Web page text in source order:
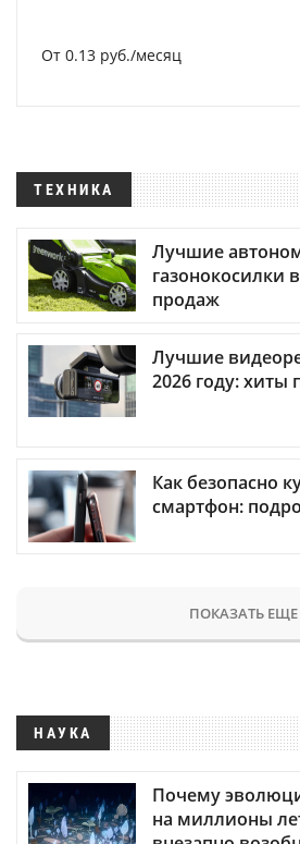
От 0.13 руб./месяц
ТЕХНИКА
Лучшие
газонокосилки
продаж
Лучшие
2026 году: хиты
Как безопасно
смартфон:
ПОКАЗАТЬ ЕЩЕ
НАУКА
Почему
на миллионы